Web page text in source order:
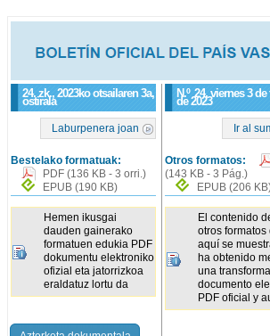
24. zk., 2023ko otsailaren 3a,
ostirala
N.º24, viernes 3 de
de 2023
Laburpenera joan
Bestelako formatuak:
PDF (136 KB - 3 orri.)
EPUB (190 KB)
Hemen ikusgai
dauden gainerako
formatuen edukia PDF
dokumentu elektroniko
ofizial eta jatorrizkoa
eraldatuz lortu da
Ir al
Otros formatos:
(143 KB - 3 Pág.)
EPUB(206
El contenido
otros formatos
aquí se
ha obtenido
una
documento
PDF oficial y